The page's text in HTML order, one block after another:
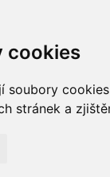
cookies
stránek a